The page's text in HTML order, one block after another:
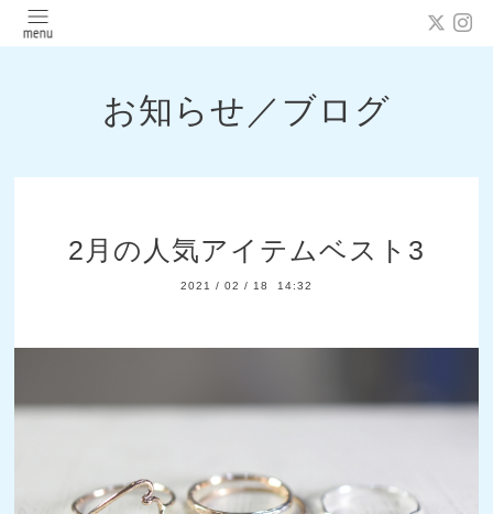
お知らせ／ブログ
2月の人気アイテムベスト3
2021 / 02 / 18 14:32